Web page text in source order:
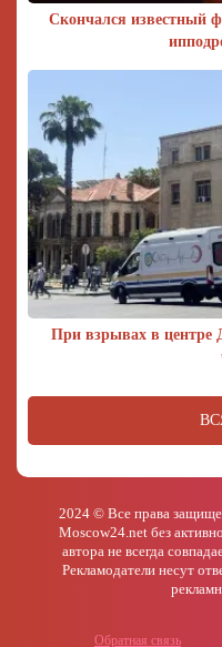
Скончался известный
При взрывах в центре
2024 © Все права
Moscow24.net без
автора не всегда
Рекламодатели несут
Обратная связь